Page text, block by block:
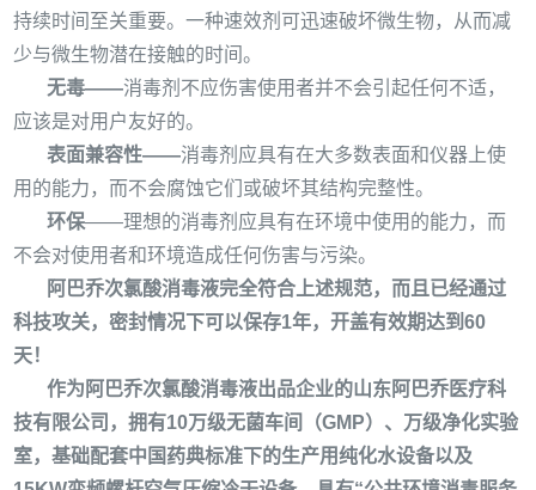
持续时间至关重要。一种速效剂可迅速破坏微生物，从而减
少与微生物潜在接触的时间。
无毒——消毒剂不应伤害使用者并不会引起任何不适，
应该是对用户友好的。
表面兼容性——消毒剂应具有在大多数表面和仪器上使
用的能力，而不会腐蚀它们或破坏其结构完整性。
环保——理想的消毒剂应具有在环境中使用的能力，而
不会对使用者和环境造成任何伤害与污染。
阿巴乔次氯酸消毒液完全符合上述规范，而且已经通过
科技攻关，密封情况下可以保存1年，开盖有效期达到60
天！
作为阿巴乔次氯酸消毒液出品企业的山东阿巴乔医疗科
技有限公司，拥有10万级无菌车间（GMP）、万级净化实验
室，基础配套中国药典标准下的生产用纯化水设备以及